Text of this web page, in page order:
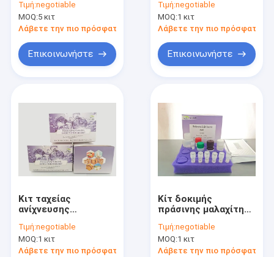
ταχείας δοκιμής για
την ασφάλεια των
τροφίμων Σύνθετο
96T
Τιμή:negotiable
MOQ:5 κιτ
Λάβετε την πιο πρόσφατη τιμή
Επικοινωνήστε
ανίχνευσης 5ppb,
χρόνο ανίχνευσης 10
λεπτών και
για σιτηρά και
ζωοτροφές
Τιμή:negotiable
MOQ:1 κιτ
Λάβετε την πιο πρόσφατη
Επικοινωνήστε
Κιτ ταχείας
ανίχνευσης
με όριο ανίχνευσης
5ppb, χρόνο
ανίχνευσης 10 λεπτά
Τιμή:negotiable
MOQ:1 κιτ
Λάβετε την πιο πρόσφατη τιμή
Κίτ δοκιμής
πράσινης μαλαχίτης
80-105% και ταχεία
ανίχνευση σε 10
λεπτά για ιστούς
Τιμή:negotiable
MOQ:1 κιτ
Λάβετε την πιο πρόσφατη